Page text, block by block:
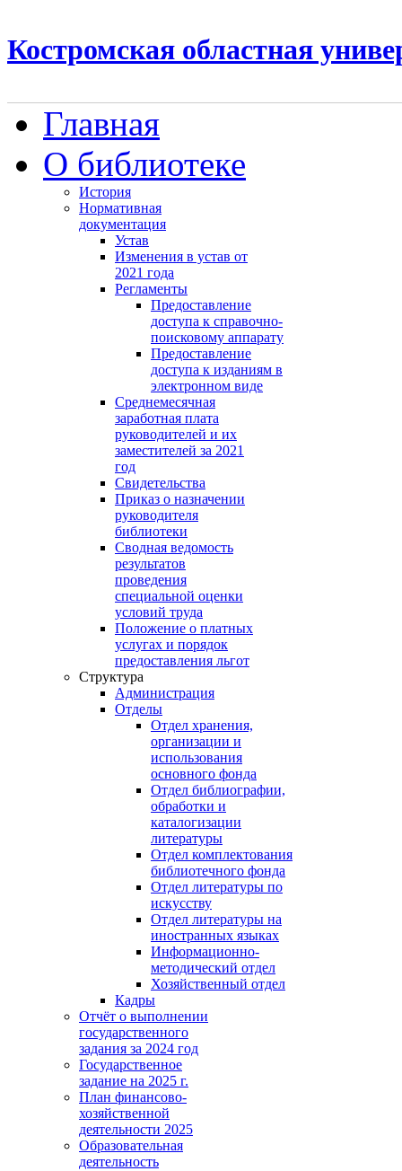
Костромская областная
Главная
О библиотеке
История
Нормативная
документация
Устав
Изменения в устав от
2021 года
Регламенты
Предоставление
доступа к справочно-
поисковому аппарату
Предоставление
доступа к изданиям в
электронном виде
Среднемесячная
заработная плата
руководителей и их
заместителей за 2021
год
Свидетельства
Приказ о назначении
руководителя
библиотеки
Сводная ведомость
результатов
проведения
специальной оценки
условий труда
Положение о платных
услугах и порядок
предоставления льгот
Структура
Администрация
Отделы
Отдел хранения,
организации и
использования
основного фонда
Отдел библиографии,
обработки и
каталогизации
литературы
Отдел комплектования
библиотечного фонда
Отдел литературы по
искусству
Отдел литературы на
иностранных языках
Информационно-
методический отдел
Хозяйственный отдел
Кадры
Отчёт о выполнении
государственного
задания за 2024 год
Государственное
задание на 2025 г.
План финансово-
хозяйственной
деятельности 2025
Образовательная
деятельность